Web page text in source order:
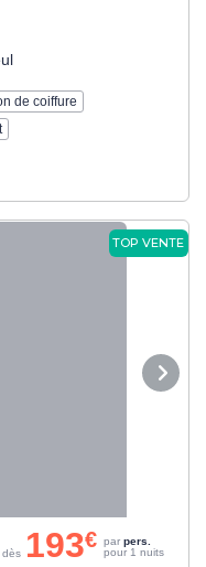
de coiffure
TOP VENTE
dès 193€ par pers.
pour 1 nuits